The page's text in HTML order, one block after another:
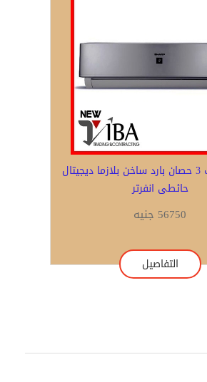
تكييف شارب 3 حصان بارد ساخن بلازما ديجيتال
حائطى انفرتر
56750 جنيه
التفاصيل